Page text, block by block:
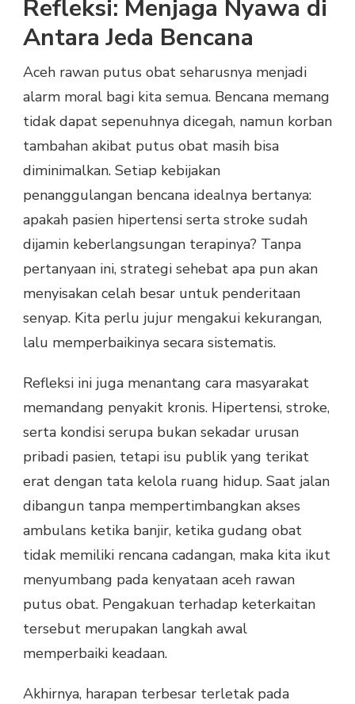
Refleksi: Menjaga Nyawa di
Antara Jeda Bencana
Aceh rawan putus obat seharusnya menjadi
alarm moral bagi kita semua. Bencana memang
tidak dapat sepenuhnya dicegah, namun korban
tambahan akibat putus obat masih bisa
diminimalkan. Setiap kebijakan
penanggulangan bencana idealnya bertanya:
apakah pasien hipertensi serta stroke sudah
dijamin keberlangsungan terapinya? Tanpa
pertanyaan ini, strategi sehebat apa pun akan
menyisakan celah besar untuk penderitaan
senyap. Kita perlu jujur mengakui kekurangan,
lalu memperbaikinya secara sistematis.
Refleksi ini juga menantang cara masyarakat
memandang penyakit kronis. Hipertensi, stroke,
serta kondisi serupa bukan sekadar urusan
pribadi pasien, tetapi isu publik yang terikat
erat dengan tata kelola ruang hidup. Saat jalan
dibangun tanpa mempertimbangkan akses
ambulans ketika banjir, ketika gudang obat
tidak memiliki rencana cadangan, maka kita ikut
menyumbang pada kenyataan aceh rawan
putus obat. Pengakuan terhadap keterkaitan
tersebut merupakan langkah awal
memperbaiki keadaan.
Akhirnya, harapan terbesar terletak pada